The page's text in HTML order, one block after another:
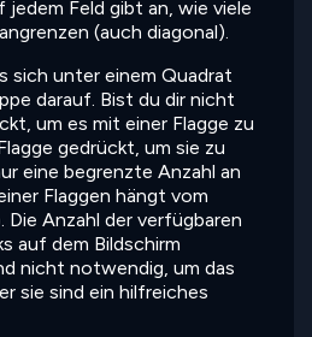
jedem Feld gibt an, wie viele
(auch diagonal).
sich unter einem Quadrat
darauf. Bist du dir nicht
um es mit einer Flagge zu
gedrückt, um sie zu
eine begrenzte Anzahl an
Flaggen hängt vom
Die Anzahl der verfügbaren
auf dem Bildschirm
nicht notwendig, um das
sie sind ein hilfreiches